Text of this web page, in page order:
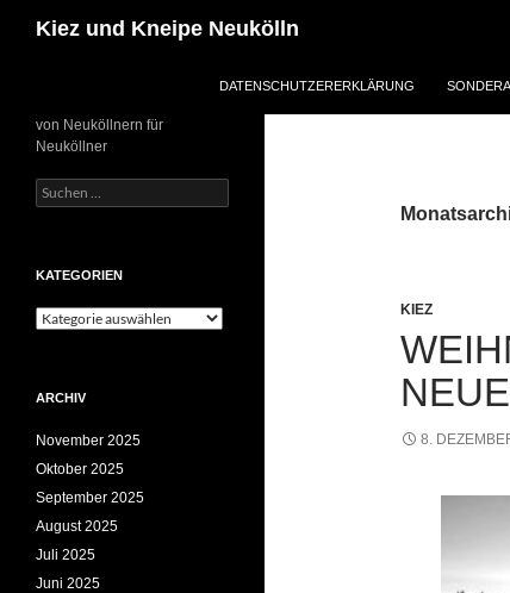
Inhalt
Kiez und Kneipe Neukölln
DATENSCHUTZERERKLÄRUNG
KIEZ
8.
von Neuköllnern für
Neuköllner
Suchen
nach:
KATEGORIEN
Kategorien
ARCHIV
November 2025
Oktober 2025
September 2025
August 2025
Juli 2025
Juni 2025